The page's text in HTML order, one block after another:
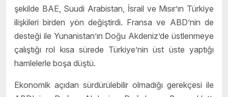
şekilde BAE, Suudi Arabistan, İsrail ve Mısır’ın Türkiye
ilişkileri birden yön değiştirdi. Fransa ve ABD’nin de
desteği ile Yunanistan’ın Doğu Akdeniz’de üstlenmeye
çalıştığı rol kısa sürede Türkiye’nin üst üste yaptığı
hamlelerle boşa düştü.
Ekonomik açıdan sürdürülebilir olmadığı gerekçesi ile